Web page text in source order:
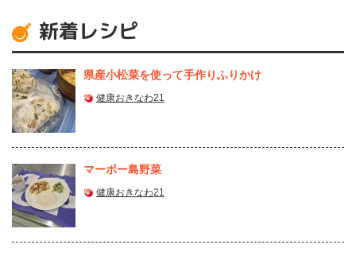
新着レシピ
県産⼩松菜を使って⼿作りふりかけ
健康おきなわ21
マーボー島野菜
健康おきなわ21